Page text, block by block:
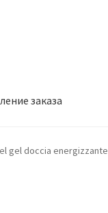
заказа
gel doccia energizzante